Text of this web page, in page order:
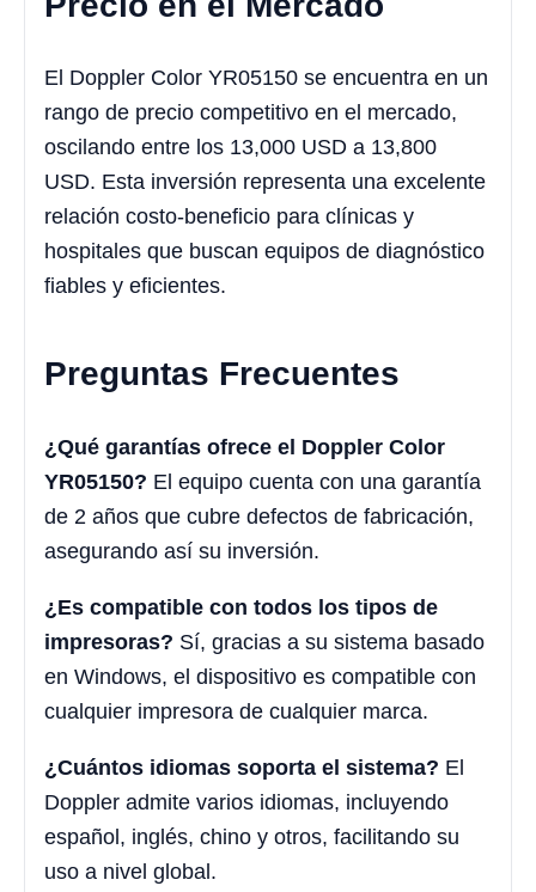
El Doppler Color YR05150 se encuentra en un
rango de precio competitivo en el mercado,
oscilando entre los 13,000 USD a 13,800
USD. Esta inversión representa una excelente
relación costo-beneficio para clínicas y
hospitales que buscan equipos de diagnóstico
fiables y eficientes.
Preguntas Frecuentes
¿Qué garantías ofrece el Doppler Color
YR05150? El equipo cuenta con una garantía
de 2 años que cubre defectos de fabricación,
asegurando así su inversión.
¿Es compatible con todos los tipos de
impresoras? Sí, gracias a su sistema basado
en Windows, el dispositivo es compatible con
cualquier impresora de cualquier marca.
¿Cuántos idiomas soporta el sistema? El
Doppler admite varios idiomas, incluyendo
español, inglés, chino y otros, facilitando su
uso a nivel global.